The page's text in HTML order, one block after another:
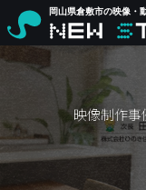
岡山県倉敷市の映像・
映像制作事